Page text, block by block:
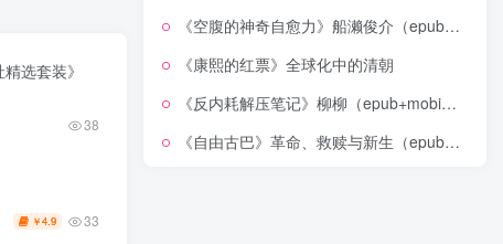
选套装》
38
￥4.9 33
《空腹的神奇自愈力》船濑俊介（epub+mobi+azw3+pdf）
《康熙的红票》全球化中的清朝
《反内耗解压笔记》柳柳（epub+mobi+azw3+pdf）
《自由古巴》革命、救赎与新生（epub+mobi+azw3+pdf）